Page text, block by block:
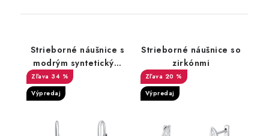
Strieborné náušnice s
modrým syntetickým
opálom
34 %
Výpredaj
Strieborné náušnice so
zirkónmi
20 %
Výpredaj